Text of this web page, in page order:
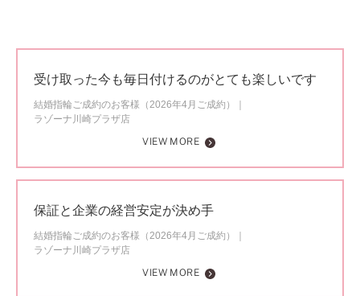
受け取った今も毎日付けるのがとても楽しいです
結婚指輪ご成約のお客様（2026年4月ご成約）
ラゾーナ川崎プラザ店
VIEW MORE
保証と企業の経営安定が決め手
結婚指輪ご成約のお客様（2026年4月ご成約）
ラゾーナ川崎プラザ店
VIEW MORE